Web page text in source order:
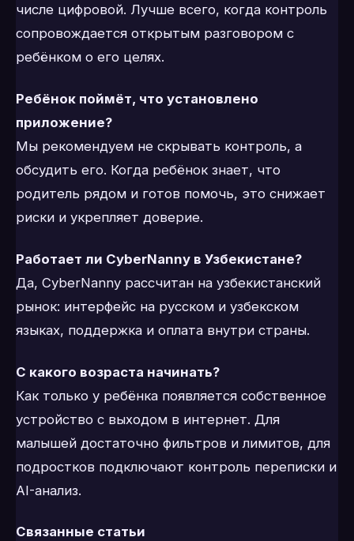
числе цифровой. Лучше всего, когда контроль
сопровождается открытым разговором с
ребёнком о его целях.
Ребёнок поймёт, что установлено
приложение?
Мы рекомендуем не скрывать контроль, а
обсудить его. Когда ребёнок знает, что
родитель рядом и готов помочь, это снижает
риски и укрепляет доверие.
Работает ли CyberNanny в Узбекистане?
Да, CyberNanny рассчитан на узбекистанский
рынок: интерфейс на русском и узбекском
языках, поддержка и оплата внутри страны.
С какого возраста начинать?
Как только у ребёнка появляется собственное
устройство с выходом в интернет. Для
малышей достаточно фильтров и лимитов, для
подростков подключают контроль переписки и
AI-анализ.
Связанные статьи